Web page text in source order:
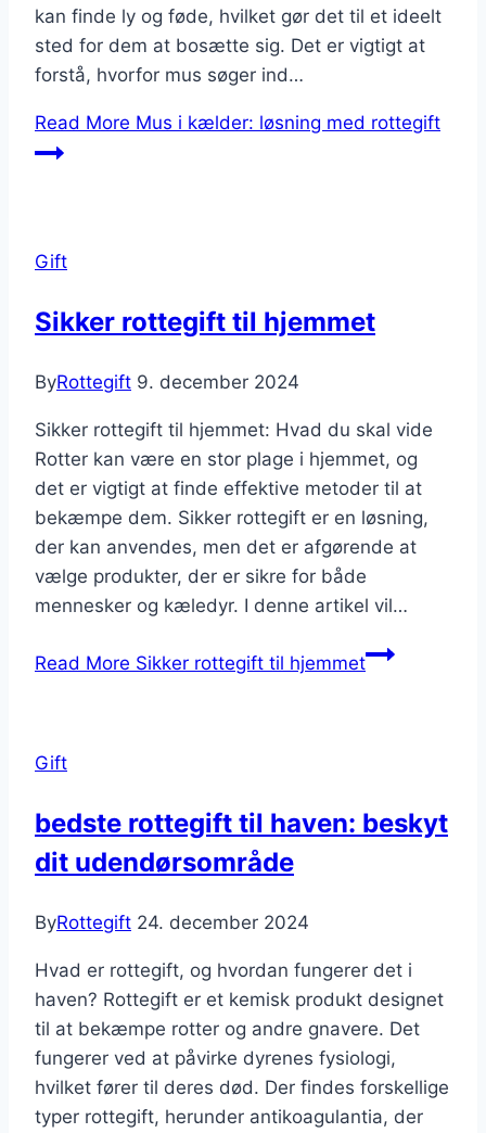
kan finde ly og føde, hvilket gør det til et ideelt
sted for dem at bosætte sig. Det er vigtigt at
forstå, hvorfor mus søger ind…
Read More Mus i kælder: løsning med rottegift
Gift
Sikker rottegift til hjemmet
ByRottegift 9. december 2024
Sikker rottegift til hjemmet: Hvad du skal vide
Rotter kan være en stor plage i hjemmet, og
det er vigtigt at finde effektive metoder til at
bekæmpe dem. Sikker rottegift er en løsning,
der kan anvendes, men det er afgørende at
vælge produkter, der er sikre for både
mennesker og kæledyr. I denne artikel vil…
Read More Sikker rottegift til hjemmet
Gift
bedste rottegift til haven: beskyt
dit udendørsområde
ByRottegift 24. december 2024
Hvad er rottegift, og hvordan fungerer det i
haven? Rottegift er et kemisk produkt designet
til at bekæmpe rotter og andre gnavere. Det
fungerer ved at påvirke dyrenes fysiologi,
hvilket fører til deres død. Der findes forskellige
typer rottegift, herunder antikoagulantia, der